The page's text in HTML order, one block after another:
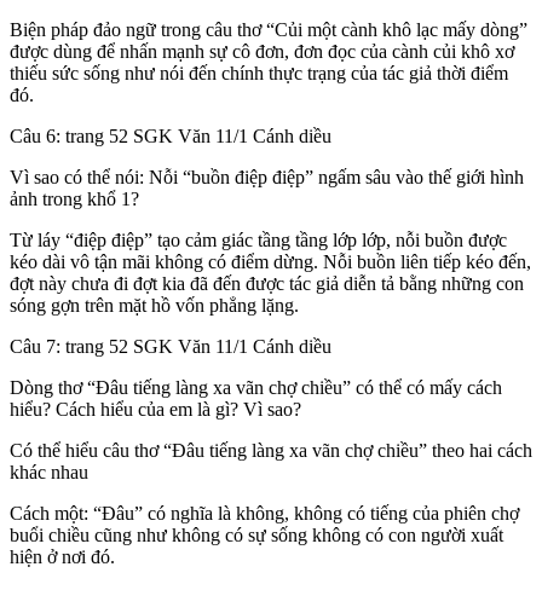
Biện pháp đảo ngữ trong câu thơ “Củi một cành khô lạc mấy dòng”
được dùng để nhấn mạnh sự cô đơn, đơn đọc của cành củi khô xơ
thiếu sức sống như nói đến chính thực trạng của tác giả thời điểm
đó.
Câu 6: trang 52 SGK Văn 11/1 Cánh diều
Vì sao có thể nói: Nỗi “buồn điệp điệp” ngấm sâu vào thế giới hình
ảnh trong khổ 1?
Từ láy “điệp điệp” tạo cảm giác tầng tầng lớp lớp, nỗi buồn được
kéo dài vô tận mãi không có điểm dừng. Nỗi buồn liên tiếp kéo đến,
đợt này chưa đi đợt kia đã đến được tác giả diễn tả bằng những con
sóng gợn trên mặt hồ vốn phẳng lặng.
Câu 7: trang 52 SGK Văn 11/1 Cánh diều
Dòng thơ “Đâu tiếng làng xa vãn chợ chiều” có thể có mấy cách
hiểu? Cách hiểu của em là gì? Vì sao?
Có thể hiểu câu thơ “Đâu tiếng làng xa vãn chợ chiều” theo hai cách
khác nhau
Cách một: “Đâu” có nghĩa là không, không có tiếng của phiên chợ
buổi chiều cũng như không có sự sống không có con người xuất
hiện ở nơi đó.